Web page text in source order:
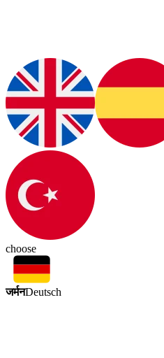
choose
जर्मनDeutsch